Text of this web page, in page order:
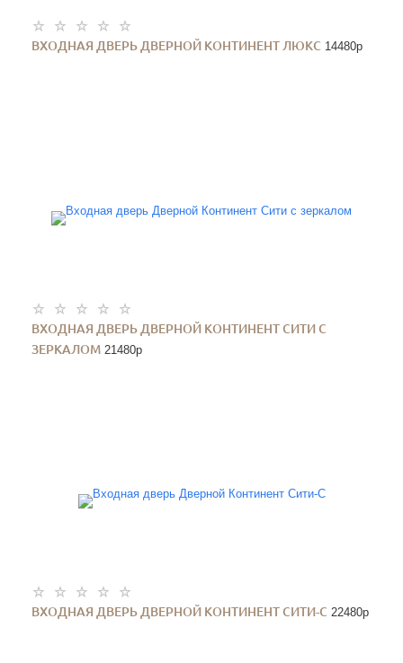
ВХОДНАЯ ДВЕРЬ ДВЕРНОЙ КОНТИНЕНТ ЛЮКС 14480p
ВХОДНАЯ ДВЕРЬ ДВЕРНОЙ КОНТИНЕНТ СИТИ С
ЗЕРКАЛОМ 21480p
ВХОДНАЯ ДВЕРЬ ДВЕРНОЙ КОНТИНЕНТ СИТИ-С 22480p